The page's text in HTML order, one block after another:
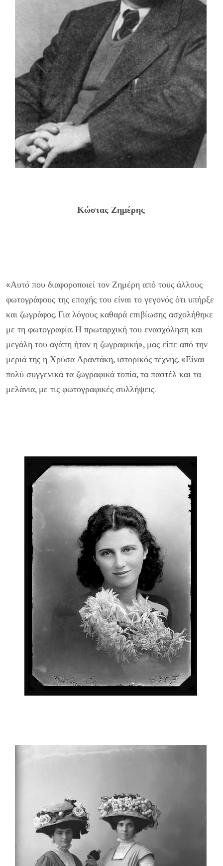
Κώστας Ζημέρης
«Αυτό που διαφοροποιεί τον Ζημέρη από τους άλλους
φωτογράφους της εποχής του είναι το γεγονός ότι υπήρξε
και ζωγράφος. Για λόγους καθαρά επιβίωσης ασχολήθηκε
με τη φωτογραφία. Η πρωταρχική του ενασχόληση και
μεγάλη του αγάπη ήταν η ζωγραφική», μας είπε από την
μεριά της η Χρύσα Δραντάκη, ιστορικός τέχνης. «Είναι
πολύ συγγενικά τα ζωγραφικά τοπία, τα παστέλ και τα
μελάνια, με τις φωτογραφικές συλλήψεις.